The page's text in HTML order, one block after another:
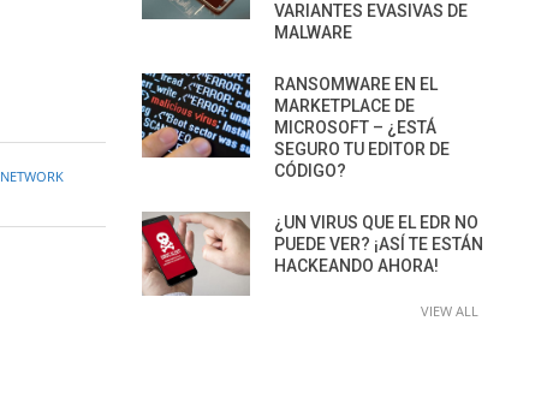
NETWORK
VARIANTES EVASIVAS DE
MALWARE
RANSOMWARE EN EL
MARKETPLACE DE
MICROSOFT – ¿ESTÁ
SEGURO TU EDITOR DE
CÓDIGO?
¿UN VIRUS QUE EL EDR NO
PUEDE VER? ¡ASÍ TE ESTÁN
HACKEANDO AHORA!
VIEW ALL